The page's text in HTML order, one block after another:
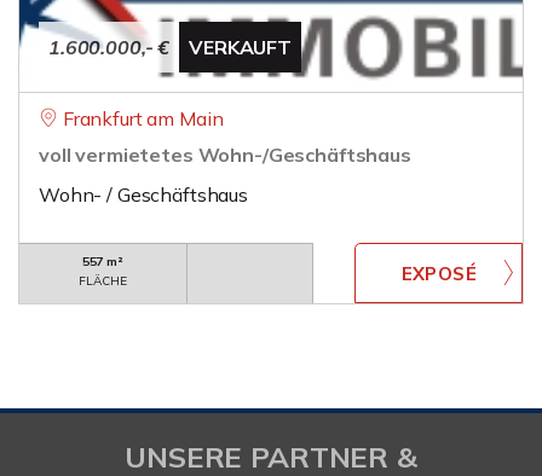
1.600.000,- € VERKAUFT
Frankfurt am Main
voll vermietetes Wohn-/Geschäftshaus
Wohn- / Geschäftshaus
557 m²
FLÄCHE
UNSERE PARTNER &